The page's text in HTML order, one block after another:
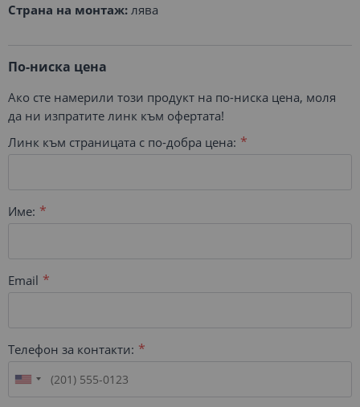
Страна на монтаж: лява
По-ниска цена
Ако сте намерили този продукт на по-ниска цена, моля
да ни изпратите линк към офертата!
Линк към страницата с по-добра цена:
Име:
Email
Телефон за контакти: